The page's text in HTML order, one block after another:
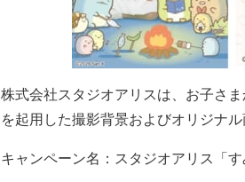
株式会社スタジオアリスは、お子さ
を起用した撮影背景およびオリジナ
キャンペーン名：スタジオアリス「